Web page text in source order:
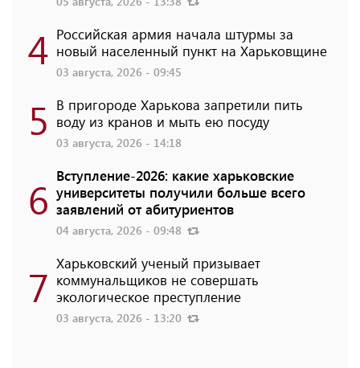
4 Российская армия начала штурмы за
новый населенный пункт на Харьковщине
03 августа, 2026 - 09:45
5 В пригороде Харькова запретили пить
воду из кранов и мыть ею посуду
03 августа, 2026 - 14:18
6 Вступление-2026: какие харьковские
университеты получили больше всего
заявлений от абитуриентов
04 августа, 2026 - 09:48
7 Харьковский ученый призывает
коммунальщиков не совершать
экологическое преступление
03 августа, 2026 - 13:20